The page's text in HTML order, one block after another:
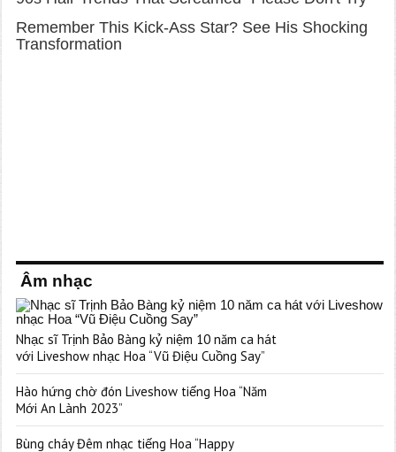
Âm nhạc
Nhạc sĩ Trịnh Bảo Bàng kỷ niệm 10 năm ca hát
với Liveshow nhạc Hoa “Vũ Điệu Cuồng Say”
Hào hứng chờ đón Liveshow tiếng Hoa “Năm
Mới An Lành 2023”
Bùng cháy Đêm nhạc tiếng Hoa “Happy